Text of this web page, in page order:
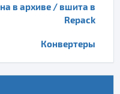
в архиве / вшита в
Repack
Конвертеры